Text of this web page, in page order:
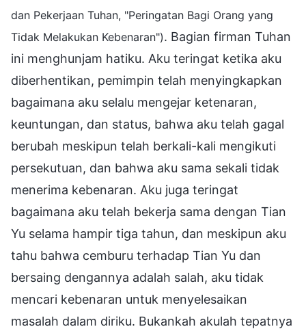
dan Pekerjaan Tuhan, "Peringatan Bagi Orang yang
Tidak Melakukan Kebenaran"). Bagian firman Tuhan
ini menghunjam hatiku. Aku teringat ketika aku
diberhentikan, pemimpin telah menyingkapkan
bagaimana aku selalu mengejar ketenaran,
keuntungan, dan status, bahwa aku telah gagal
berubah meskipun telah berkali-kali mengikuti
persekutuan, dan bahwa aku sama sekali tidak
menerima kebenaran. Aku juga teringat
bagaimana aku telah bekerja sama dengan Tian
Yu selama hampir tiga tahun, dan meskipun aku
tahu bahwa cemburu terhadap Tian Yu dan
bersaing dengannya adalah salah, aku tidak
mencari kebenaran untuk menyelesaikan
masalah dalam diriku. Bukankah akulah tepatnya